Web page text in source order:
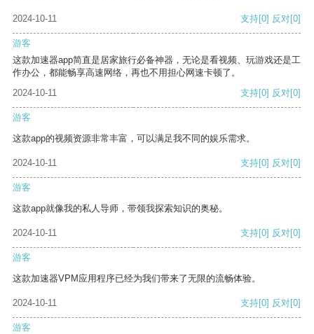
2024-10-11 支持[0] 反对[0]
游客
这款加速器app简直是居家旅行必备神器，无论是看视频、玩游戏还是工
作办公，都能畅享高速网络，再也不用担心网速卡顿了。
2024-10-11
支持[0] 反对[0]
游客
这款app的视频资源非常丰富，可以满足我不同的娱乐需求。
2024-10-11 支持[0] 反对[0]
游客
这款app就像我的私人导师，带领我探索知识的奥秘。
2024-10-11 支持[0] 反对[0]
游客
这款加速器VPM应用程序已经为我们带来了无限的流畅体验。
2024-10-11 支持[0] 反对[0]
游客